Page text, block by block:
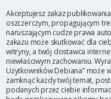
Akceptujesz zakaz
oszczerczym, propagującym
naruszającym cudze prawa
zakazu może skutkować dla
witryny, a twój dostawca
niewłaściwym zachowaniu.
Użytkowników Debiana” może
zamknąć każdy twój temat,
podanych przez ciebie